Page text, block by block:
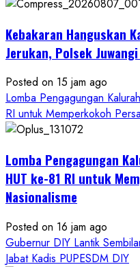
Kebakaran Hanguskan
Jerukan, Polsek
Posted on 15 jam ago
Lomba Pengagungan
RI untuk Memperkokoh
Lomba Pengagungan
HUT ke-81 RI untuk
Nasionalisme
Posted on 16 jam ago
Gubernur DIY Lantik
Jabat Kadis PUPESDM DIY